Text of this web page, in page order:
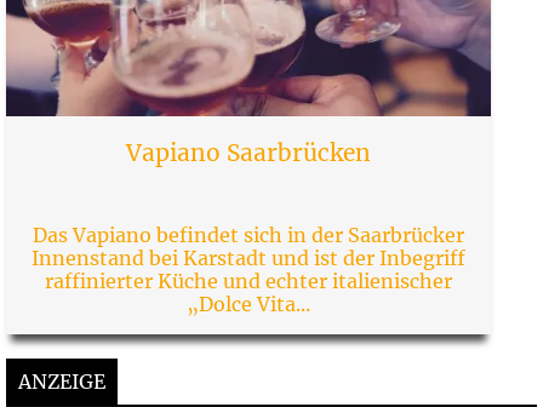
Vapiano Saarbrücken
Das Vapiano befindet sich in der Saarbrücker
Innenstand bei Karstadt und ist der Inbegriff
raffinierter Küche und echter italienischer
„Dolce Vita...
ANZEIGE